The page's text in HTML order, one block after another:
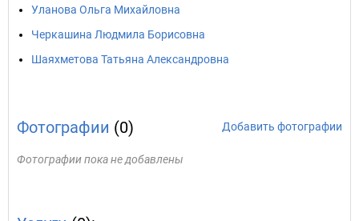
Уланова Ольга Михайловна
Черкашина Людмила Борисовна
Шаяхметова Татьяна Александровна
Фотографии (0) Добавить фотографии
Фотографии пока не добавлены